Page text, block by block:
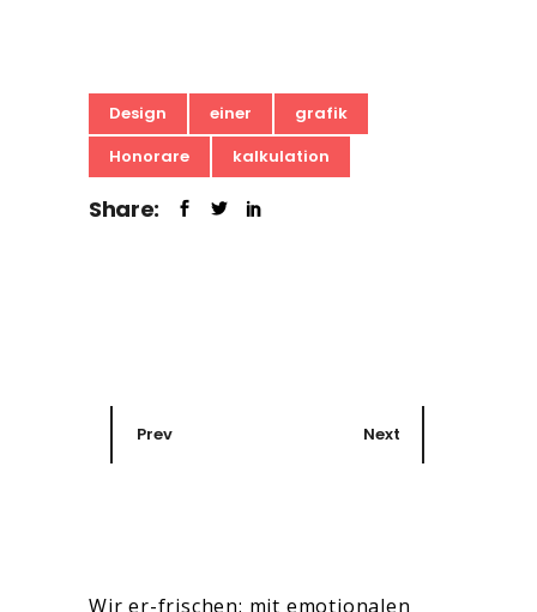
Design einer
grafik
Honorare
kalkulation
Share:
Prev Next
Wir er-frischen: mit emotionalen